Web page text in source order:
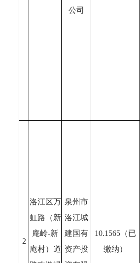
公司
2
洛江区万
虹路（新
庵岭-新
庵村）道
泉州市
洛江城
建国有
资产投
10.1565（已
缴纳）